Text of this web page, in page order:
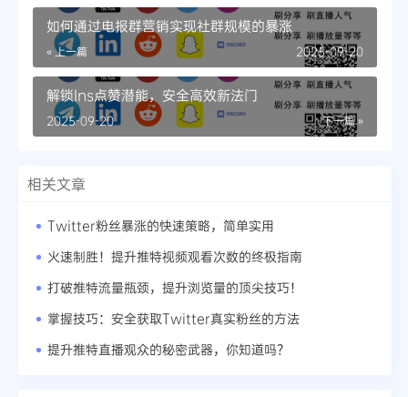
如何通过电报群营销实现社群规模的暴涨
« 上一篇 2025-09-20
解锁Ins点赞潜能，安全高效新法门
下一篇 »
2025-09-20
相关文章
Twitter粉丝暴涨的快速策略，简单实用
火速制胜！提升推特视频观看次数的终极指南
打破推特流量瓶颈，提升浏览量的顶尖技巧！
掌握技巧：安全获取Twitter真实粉丝的方法
提升推特直播观众的秘密武器，你知道吗？